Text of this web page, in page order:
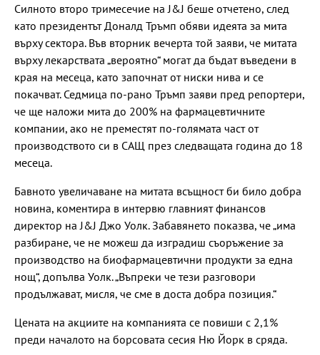
Силното второ тримесечие на J&J беше отчетено, след
като президентът Доналд Тръмп обяви идеята за мита
върху сектора. Във вторник вечерта той заяви, че митата
върху лекарствата „вероятно“ могат да бъдат въведени в
края на месеца, като започнат от ниски нива и се
покачват. Седмица по-рано Тръмп заяви пред репортери,
че ще наложи мита до 200% на фармацевтичните
компании, ако не преместят по-голямата част от
производството си в САЩ през следващата година до 18
месеца.
Бавното увеличаване на митата всъщност би било добра
новина, коментира в интервю главният финансов
директор на J&J Джо Уолк. Забавянето показва, че „има
разбиране, че не можеш да изградиш съоръжение за
производство на биофармацевтични продукти за една
нощ“, допълва Уолк. „Въпреки че тези разговори
продължават, мисля, че сме в доста добра позиция.“
Цената на акциите на компанията се повиши с 2,1%
преди началото на борсовата сесия Ню Йорк в сряда.